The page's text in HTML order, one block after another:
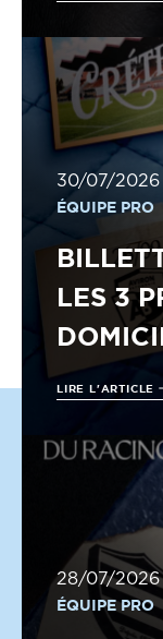
30/07/2026
ÉQUIPE PRO
LES 3
LIRE L'ARTICLE
28/07/2026
ÉQUIPE PRO